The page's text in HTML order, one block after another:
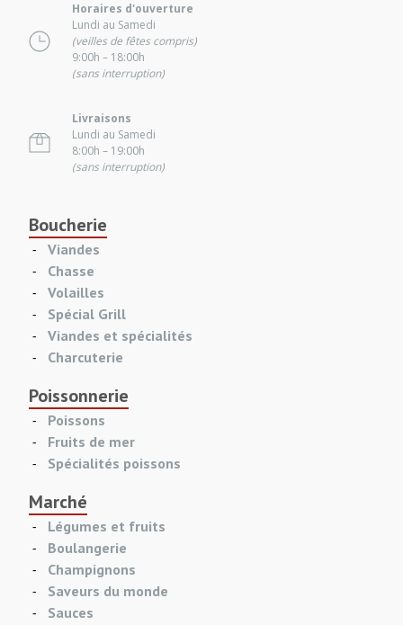
Horaires d'ouverture
Lundi au Samedi
(veilles de fêtes compris)
9:00h – 18:00h
(sans interruption)
Livraisons
Lundi au Samedi
8:00h – 19:00h
(sans interruption)
Boucherie
Viandes
Chasse
Volailles
Spécial Grill
Viandes et spécialités
Charcuterie
Poissonnerie
Poissons
Fruits de mer
Spécialités poissons
Marché
Légumes et fruits
Boulangerie
Champignons
Saveurs du monde
Sauces